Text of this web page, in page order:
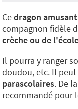
Cedragon amusant
compagnon fidèle
crèche ou de l'école
Il pourra y ranger
doudou, etc. Il
parascolaires. De
recommandé pour